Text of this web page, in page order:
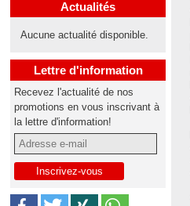
Actualités
Aucune actualité disponible.
Lettre d'information
Recevez l'actualité de nos
promotions en vous inscrivant à
la lettre d'information!